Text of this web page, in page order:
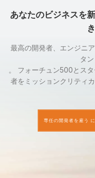
あなたのビジネスを
最高の開発者、エンジニ
タ
。 フォーチュン500とス
者をミッションクリティ
専任の開発者を雇う